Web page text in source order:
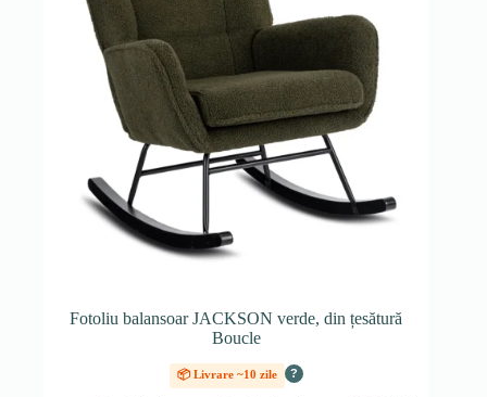
Fotoliu balansoar JACKSON verde, din țesătură
Boucle
📦 Livrare ~10 zile ?